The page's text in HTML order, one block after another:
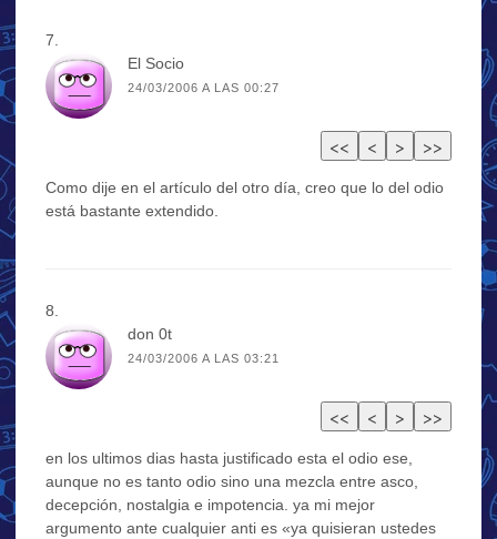
El Socio
24/03/2006 A LAS 00:27
Como dije en el artículo del otro día, creo que lo del odio
está bastante extendido.
don 0t
24/03/2006 A LAS 03:21
en los ultimos dias hasta justificado esta el odio ese,
aunque no es tanto odio sino una mezcla entre asco,
decepción, nostalgia e impotencia. ya mi mejor
argumento ante cualquier anti es «ya quisieran ustedes